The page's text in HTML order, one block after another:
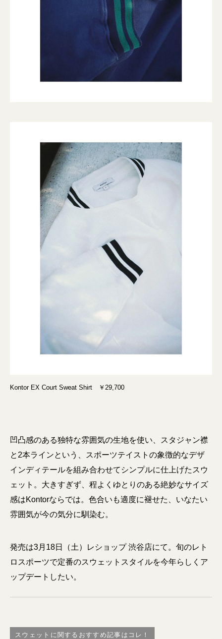
Kontor EX Court Sweat Shirt ￥29,700
凹凸感のある独特な雰囲気の生地を使い、スタジャン襟
と2本ラインという、スポーツテイストの象徴的なデザ
インディテールを組み合わせてシンプルに仕上げたスウ
ェット。大きすぎず、程よくゆとりのある絶妙なサイズ
感はKontorならでは。色合いも適度に褪せた、いなたい
雰囲気が今の気分に馴染む。
発売は3月18日（土）レショップ 渋谷店にて。旬のレト
ロスポーツで定番のスウェットスタイルを今年らしくア
ップデートしたい。
スウェットに関するおすすめ記事はコレ！